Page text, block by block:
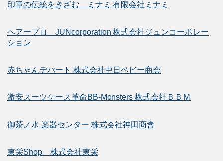
印章の伝統をきざむ ミナミ 有限会社ミナミ
ヘアープロ JUNcorporation 株式会社ジュンコーポレー
ション
赤ちゃんデパート 株式会社中日ベビー商会
激安スーツケース革命BB-Monsters 株式会社ＢＢＭ
御茶ノ水 楽器センター 株式会社神田商會
東栄Shop 株式会社東栄